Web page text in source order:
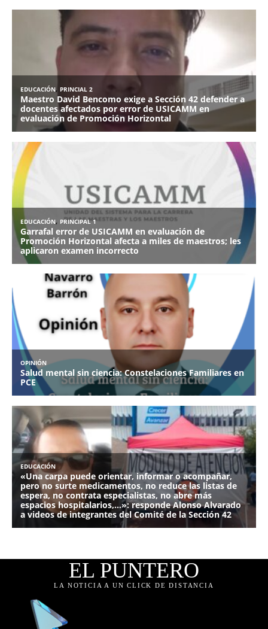
EL PUNTERO
LA NOTICIA A UN CLICK DE DISTANCIA